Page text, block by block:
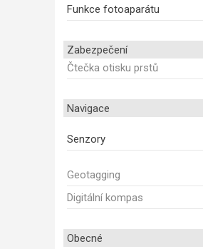
Funkce fotoaparátu
Zabezpečení
Čtečka otisku prstů
Navigace
Senzory
Geotagging
Digitální kompas
Obecné